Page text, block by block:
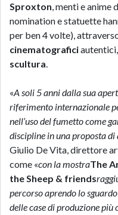
Sproxton, menti e anime
nomination e statuette
per ben 4 volte),
cinematografici
scultura.
«A soli 5 anni dalla sua
riferimento internazionale
nell’uso del fumetto come
discipline in una proposta
Giulio De Vita, direttore
come «con la mostraThe
the Sheep & friends
percorso aprendo lo
delle case di produzione più